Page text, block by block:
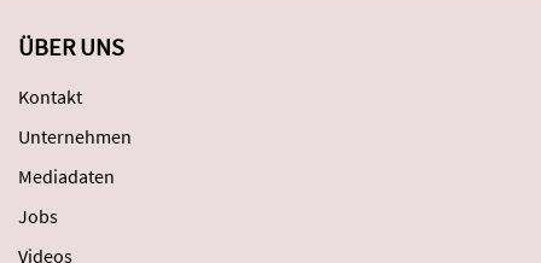
ÜBER UNS
Kontakt
Unternehmen
Mediadaten
Jobs
Videos